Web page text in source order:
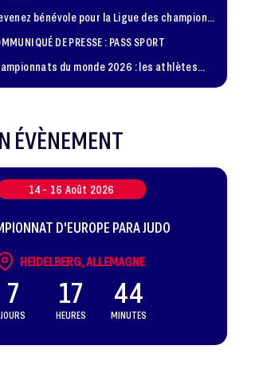
24 octobre !DE PRESSE : PASS SPORT
ÉVÈNEMENT
14 - 16 Août 2026
D'EUROPE PARA JUDO
HEIDELBERG, ALLEMAGNE
7
JOURS
17
HEURES
44
MINUTES